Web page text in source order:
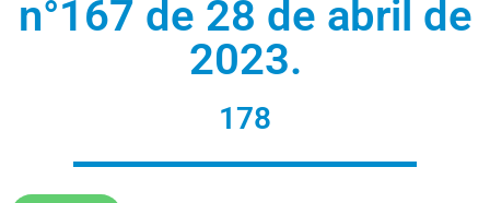
n°167 de 28 de abril de
2023.
178